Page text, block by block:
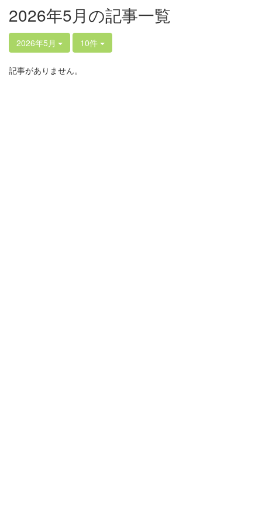
2026年5月の記事一覧
2026年5月 10件
記事がありません。